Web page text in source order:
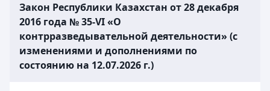
Закон Республики Казахстан от 28 декабря
2016 года № 35-VI «О
контрразведывательной деятельности» (с
изменениями и дополнениями по
состоянию на 12.07.2026 г.)